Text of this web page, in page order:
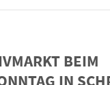
BEIM
IN